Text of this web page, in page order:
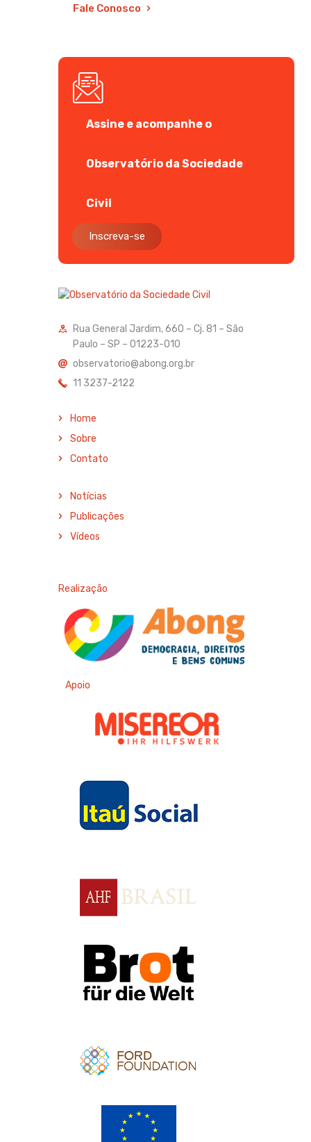
Fale Conosco
Assine e acompanhe o
Observatório da Sociedade
Civil
Inscreva-se
Rua General Jardim, 660 – Cj. 81 – São
Paulo – SP – 01223-010
observatorio@abong.org.br
11 3237-2122
Home
Sobre
Contato
Notícias
Publicações
Vídeos
Realização
Apoio